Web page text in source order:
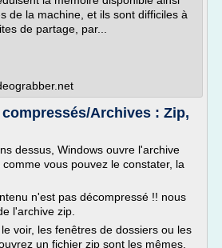
de la machine, et ils sont difficiles à
de partage, par...
Archives : Zip,
dessus, Windows ouvre l'archive
vous pouvez le constater, la
n'est pas décompressé !! nous
l'archive zip.
voir, les fenêtres de dossiers ou les
un fichier zip sont les mêmes,